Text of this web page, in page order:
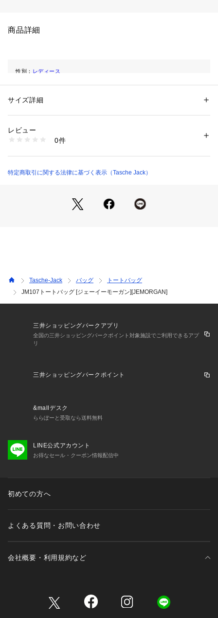
商品詳細
性別： レディース
商品番号：
サイズ詳細
レビュー
0件
特定商取引に関する法律に基づく表示（Tasche Jack）
Tasche-Jack バッグ
トートバッグ
JM107トートバッグ [ジェーイーモーガン][JEMORGAN]
三井ショッピングパークアプリ
全国の三井ショッピングパークポイント対象施設でご利用できるアプ
リ
三井ショッピングパークポイント
&mallデスク
ららぽーと受取なら送料無料
LINE公式アカウント
お得なセール・クーポン情報配信中
初めての方へ
よくある質問・お問い合わせ
会社概要・利用規約など